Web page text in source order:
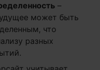
–
может быть
что
разных